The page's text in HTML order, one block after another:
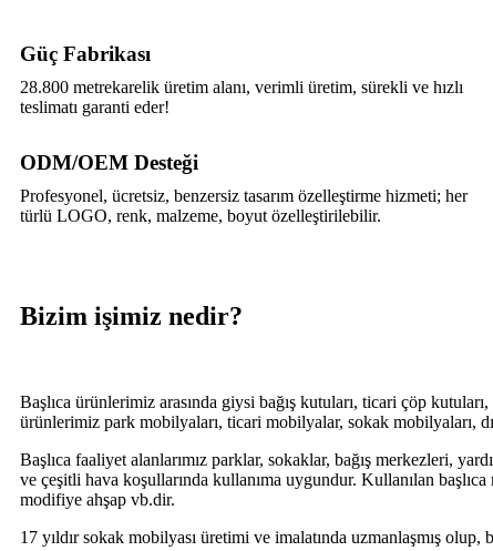
Güç Fabrikası
28.800 metrekarelik üretim alanı, verimli üretim, sürekli ve hızlı
teslimatı garanti eder!
ODM/OEM Desteği
Profesyonel, ücretsiz, benzersiz tasarım özelleştirme hizmeti; her
türlü LOGO, renk, malzeme, boyut özelleştirilebilir.
Bizim işimiz nedir?
Başlıca ürünlerimiz arasında giysi bağış kutuları, ticari çöp
ürünlerimiz park mobilyaları, ticari mobilyalar, sokak mobilyaları,
Başlıca faaliyet alanlarımız parklar, sokaklar, bağış merkezleri,
ve çeşitli hava koşullarında kullanıma uygundur. Kullanılan
modifiye ahşap vb.dir.
17 yıldır sokak mobilyası üretimi ve imalatında uzmanlaşmış